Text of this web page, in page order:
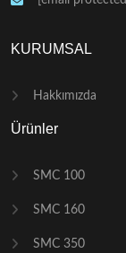
KURUMSAL
Hakkımızda
Ürünler
SMC 100
SMC 160
SMC 350